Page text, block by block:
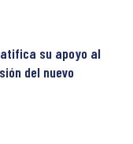
su apoyo al
del nuevo